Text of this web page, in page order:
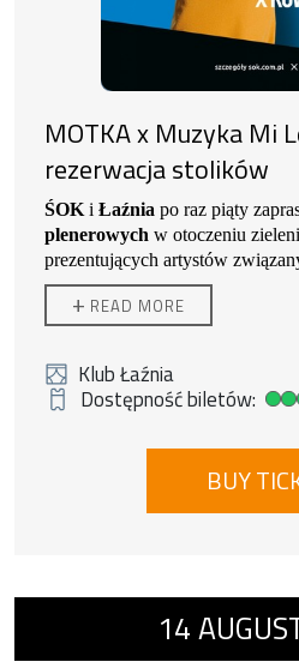
MOTKA x Muzyka Mi
rezerwacja stolików
ŚOK i Łaźnia po raz piąty
plenerowych w otoczeniu
prezentujących artystów
MOTKA
+ READ MORE
Klub Łaźnia
Dostępność biletów:
Duża dostępność biletów
BUY
Event number 2:
14